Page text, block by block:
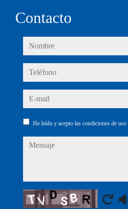
Contacto
nombre
teléfono
e-mail
He leído y acepto las condiciones de uso
mensaje
Captcha